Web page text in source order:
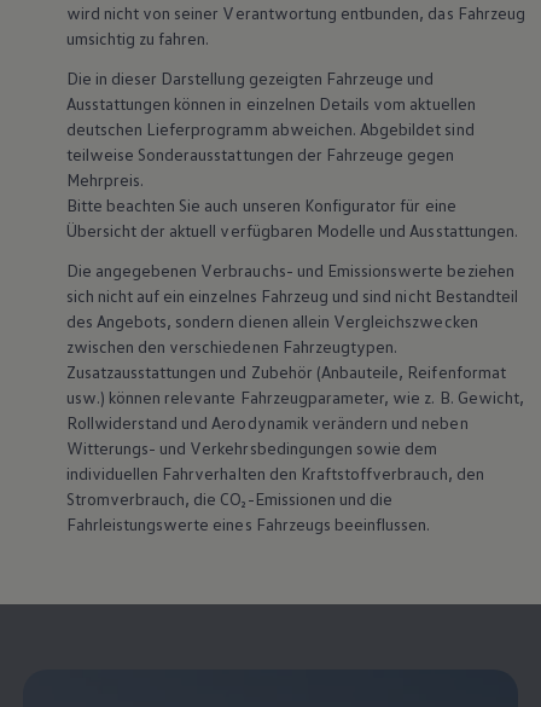
13 von 13Elemente
Mehr zu denAusstattungslinien
wird nicht von seiner Verantwortung entbunden, das Fahrzeug
umsichtig zu fahren.
Die in dieser Darstellung gezeigten Fahrzeuge und
Ausstattungen können in einzelnen Details vom aktuellen
deutschen Lieferprogramm abweichen. Abgebildet sind
teilweise Sonderausstattungen der Fahrzeuge gegen
Mehrpreis.
Bitte beachten Sie auch unseren Konfigurator für eine
Übersicht der aktuell verfügbaren Modelle und Ausstattungen.
Die angegebenen Verbrauchs- und Emissionswerte beziehen
sich nicht auf ein einzelnes Fahrzeug und sind nicht Bestandteil
des Angebots, sondern dienen allein Vergleichszwecken
zwischen den verschiedenen Fahrzeugtypen.
Zusatzausstattungen und Zubehör (Anbauteile, Reifenformat
usw.) können relevante Fahrzeugparameter, wie z. B. Gewicht,
Rollwiderstand und Aerodynamik verändern und neben
Witterungs- und Verkehrsbedingungen sowie dem
individuellen Fahrverhalten den Kraftstoffverbrauch, den
Stromverbrauch, die CO₂-Emissionen und die
Fahrleistungswerte eines Fahrzeugs beeinflussen.